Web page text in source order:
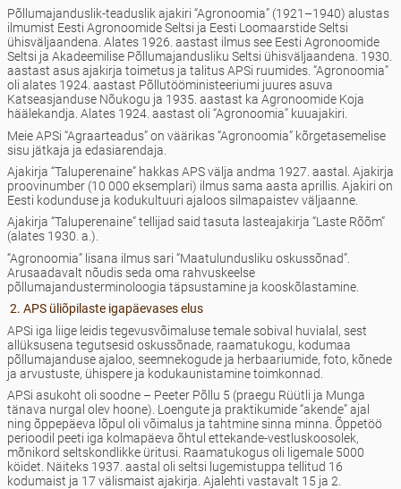
Põllumajanduslik-teaduslik ajakiri “Agronoomia” (1921–1940) alustas
ilmumist Eesti Agronoomide Seltsi ja Eesti Loomaarstide Seltsi
ühisväljaandena. Alates 1926. aastast ilmus see Eesti Agronoomide
Seltsi ja Akadeemilise Põllumajandusliku Seltsi ühisväljaandena. 1930.
aastast asus ajakirja toimetus ja talitus APSi ruumides. “Agronoomia”
oli alates 1924. aastast Põllutööministeeriumi juures asuva
Katseasjanduse Nõukogu ja 1935. aastast ka Agronoomide Koja
häälekandja. Alates 1924. aastast oli “Agronoomia” kuuajakiri.
Meie APSi “Agraarteadus” on väärikas “Agronoomia” kõrgetasemelise
sisu jätkaja ja edasiarendaja.
Ajakirja “Taluperenaine” hakkas APS välja andma 1927. aastal. Ajakirja
proovinumber (10 000 eksemplari) ilmus sama aasta aprillis. Ajakiri on
Eesti kodunduse ja kodukultuuri ajaloos silmapaistev väljaanne.
Ajakirja “Taluperenaine” tellijad said tasuta lasteajakirja “Laste Rõõm”
(alates 1930. a.).
“Agronoomia” lisana ilmus sari “Maatulundusliku oskussõnad”.
Arusaadavalt nõudis seda oma rahvus­keelse
põllumajandusterminoloogia täpsustamine ja kooskõlastamine.
2. APS üliõpilaste igapäevases elus
APSi iga liige leidis tegevusvõimaluse temale sobival huvialal, sest
allüksusena tegutsesid oskussõnade, raamatukogu, kodumaa
põllumajanduse ajaloo, seemnekogude ja herbaariumide, foto, kõnede
ja arvustuste, ühispere ja kodukaunistamine toimkonnad.
APSi asukoht oli soodne – Peeter Põllu 5 (praegu Rüütli ja Munga
tänava nurgal olev hoone). Loengute ja praktikumide “akende” ajal
ning õppepäeva lõpul oli võimalus ja tahtmine sinna minna. Õppetöö
perioodil peeti iga kolmapäeva õhtul ettekande-vestluskoosolek,
mõnikord seltskondlikke üritusi. Raamatukogus oli ligemale 5000
köidet. Näiteks 1937. aastal oli seltsi lugemistuppa tellitud 16
kodumaist ja 17 välismaist ajakirja. Ajalehti vastavalt 15 ja 2.